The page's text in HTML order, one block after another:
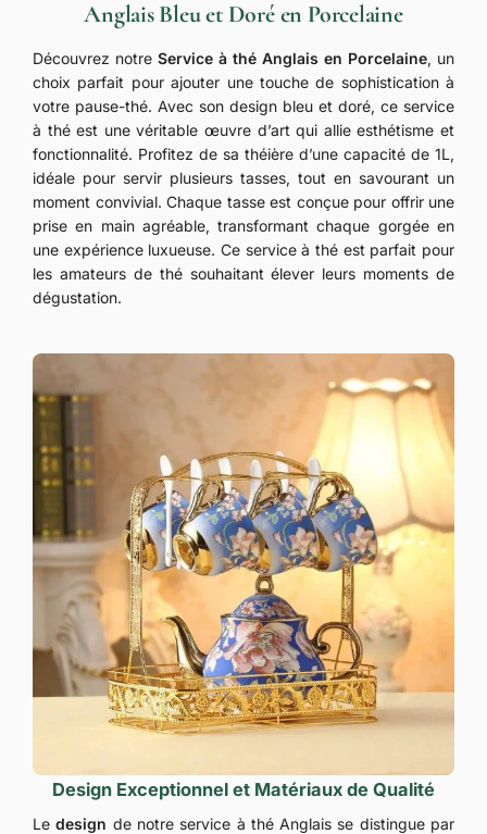
Anglais Bleu et Doré en Porcelaine
Découvrez notre Service à thé Anglais en Porcelaine, un
choix parfait pour ajouter une touche de sophistication à
votre pause-thé. Avec son design bleu et doré, ce service
à thé est une véritable œuvre d’art qui allie esthétisme et
fonctionnalité. Profitez de sa théière d’une capacité de 1L,
idéale pour servir plusieurs tasses, tout en savourant un
moment convivial. Chaque tasse est conçue pour offrir une
prise en main agréable, transformant chaque gorgée en
une expérience luxueuse. Ce service à thé est parfait pour
les amateurs de thé souhaitant élever leurs moments de
dégustation.
Design Exceptionnel et Matériaux de Qualité
Ledesign de notre service à thé Anglais se distingue par